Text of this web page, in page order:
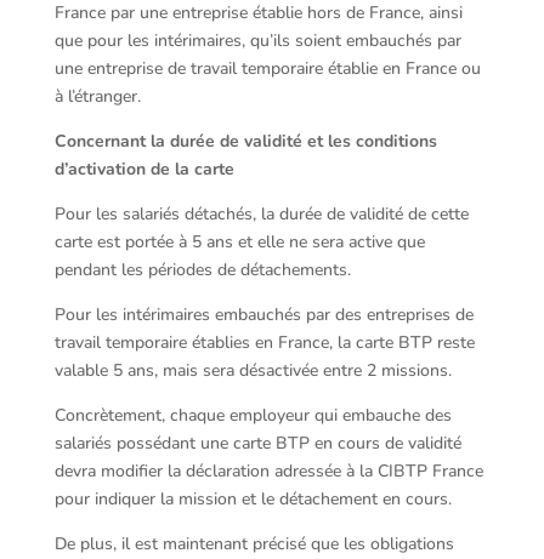
France par une entreprise établie hors de France, ainsi
que pour les intérimaires, qu’ils soient embauchés par
une entreprise de travail temporaire établie en France ou
à l’étranger.
Concernant la durée de validité et les conditions
d’activation de la carte
Pour les salariés détachés, la durée de validité de cette
carte est portée à 5 ans et elle ne sera active que
pendant les périodes de détachements.
Pour les intérimaires embauchés par des entreprises de
travail temporaire établies en France, la carte BTP reste
valable 5 ans, mais sera désactivée entre 2 missions.
Concrètement, chaque employeur qui embauche des
salariés possédant une carte BTP en cours de validité
devra modifier la déclaration adressée à la CIBTP France
pour indiquer la mission et le détachement en cours.
De plus, il est maintenant précisé que les obligations